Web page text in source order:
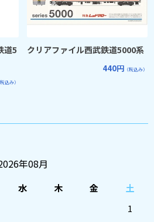
道5
税込み）
クリアファイル西武鉄道5000系
440円 （税込み）
年08月
水 木 金
土
1